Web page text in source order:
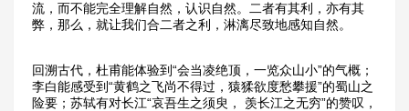
流，而不能完全理解自然，认识自然。二者有其利，亦有其
弊，那么，就让我们合二者之利，淋漓尽致地感知自然。
回溯古代，杜甫能体验到“会当凌绝顶，一览众山小”的气概；
李白能感受到“黄鹤之飞尚不得过，猿猱欲度愁攀援”的蜀山之
险要；苏轼有对长江“哀吾生之须臾， 羡长江之无穷”的赞叹，